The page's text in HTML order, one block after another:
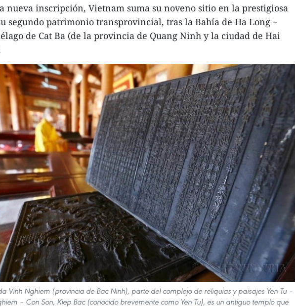
nueva inscripción, Vietnam suma su noveno sitio en la prestigiosa
segundo patrimonio transprovincial, tras la Bahía de Ha Long –
de Cat Ba (de la provincia de Quang Ninh y la ciudad de Hai
Vinh Nghiem (provincia de Bac Ninh), parte del complejo de reliquias y paisajes Yen Tu –
– Con Son, Kiep Bac (conocido brevemente como Yen Tu), es un antiguo templo que